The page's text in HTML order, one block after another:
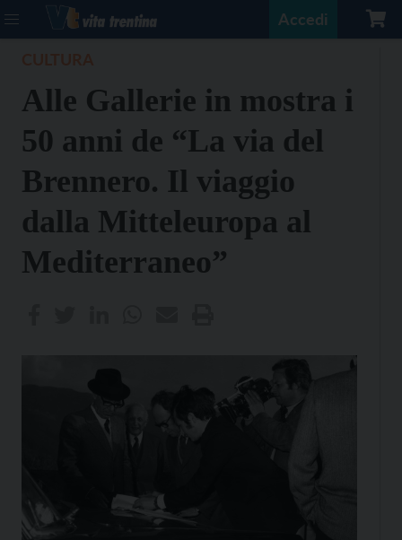
Accedi
Alle Gallerie in mostra i
50 anni de “La via del
Brennero. Il viaggio
dalla Mitteleuropa al
Mediterraneo”